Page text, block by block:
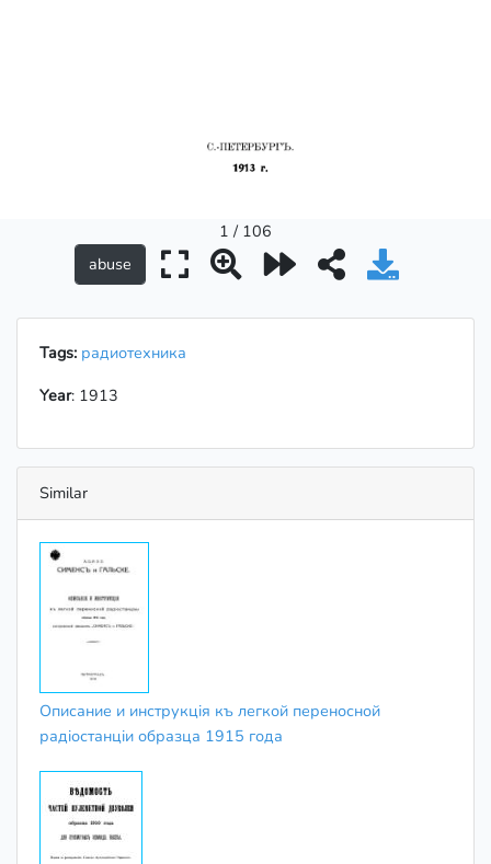
1 / 106
Tags: радиотехника
Year: 1913
Similar
Описание и инструкцiя къ легкой переносной
радiостанцiи образца 1915 года